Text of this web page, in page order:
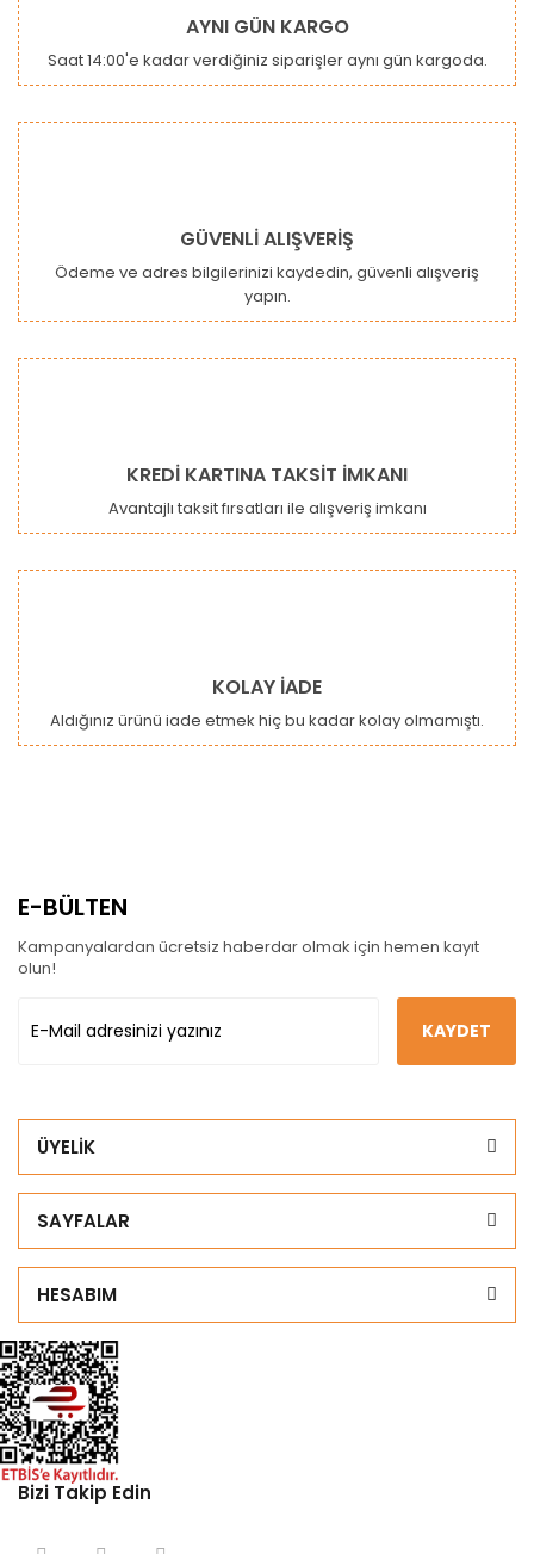
AYNI GÜN KARGO
Saat 14:00'e kadar verdiğiniz siparişler aynı gün kargoda.
GÜVENLİ ALIŞVERİŞ
Ödeme ve adres bilgilerinizi kaydedin, güvenli alışveriş
yapın.
KREDİ KARTINA TAKSİT İMKANI
Avantajlı taksit fırsatları ile alışveriş imkanı
KOLAY İADE
Aldığınız ürünü iade etmek hiç bu kadar kolay olmamıştı.
E-BÜLTEN
Kampanyalardan ücretsiz haberdar olmak için hemen kayıt
olun!
KAYDET
ÜYELİK
SAYFALAR
HESABIM
Bizi Takip Edin